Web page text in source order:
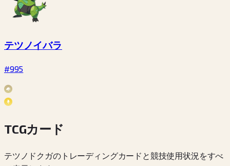
テツノイバラ
#995
TCGカード
テツノドクガのトレーディングカードと競技使用状況をすべ